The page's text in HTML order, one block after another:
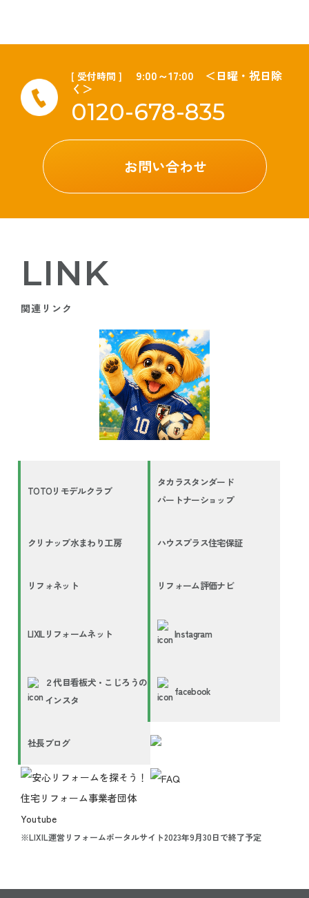
[ 受付時間 ] 9:00～17:00 ＜日曜・祝日除
く＞
0120-678-835
お問い合わせ
LINK
関連リンク
TOTOリモデルクラブ
タカラスタンダード
パートナーショップ
クリナップ水まわり工房 ハウスプラス住宅保証
リフォネット リフォーム評価ナビ
LIXILリフォームネット Instagram
２代目看板犬・こじろうの
インスタ
facebook
社長ブログ
※LIXIL運営リフォームポータルサイト2023年9月30日で終了予定